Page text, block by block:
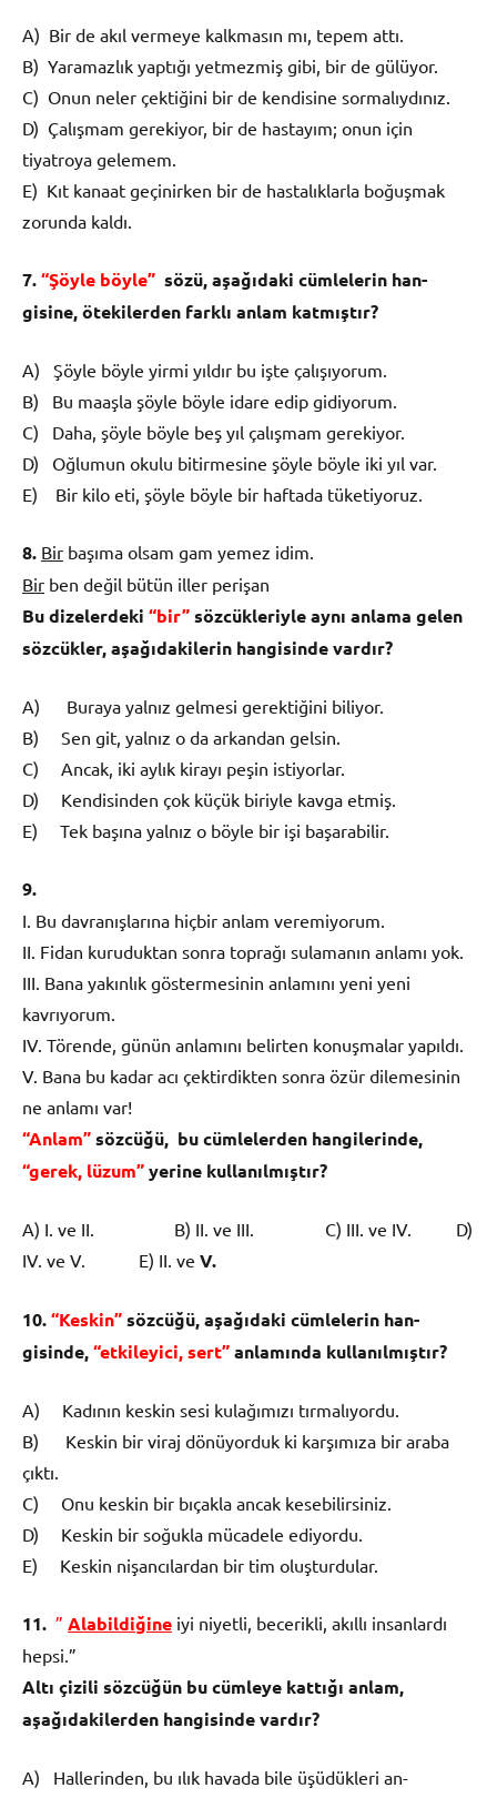
A) Bir de akıl vermeye kalkmasın mı, tepem attı.
B) Yaramazlık yaptığı yetmezmiş gibi, bir de gülüyor.
C) Onun neler çektiğini bir de kendisine sormalıydınız.
D) Çalışmam gerekiyor, bir de hastayım; onun için
tiyatroya gelemem.
E) Kıt kanaat geçinirken bir de hastalıklarla boğuşmak
zorunda kaldı.
7.“Şöyle böyle” sözü, aşağıdaki cümlelerin han­
gisine,ötekilerden farklı anlam katmıştır?
A) Şöyle böyle yirmi yıldır bu işte çalışıyorum.
B) Bu maaşla şöyle böyle idare edip gidiyorum.
C) Daha, şöyle böyle beş yıl çalışmam gerekiyor.
D) Oğlumun okulu bitirmesine şöyle böyle iki yıl var.
E) Bir kilo eti, şöyle böyle bir haftada tüketiyoruz.
8. Bir başıma olsam gam yemez idim.
Bir ben değil bütün iller perişan
Bu dizelerdeki “bir”sözcükleriyle aynı anlama gelen
sözcükler, aşağıdakilerin hangisinde vardır?
A) Buraya yalnız gelmesi gerektiğini biliyor.
B) Sen git, yalnız o da arkandan gelsin.
C) Ancak, iki aylık kirayı peşin istiyorlar.
D) Kendisinden çok küçük biriyle kavga etmiş.
E) Tek başına yalnız o böyle bir işi başarabilir.
9.
I. Bu davranışlarına hiçbir anlam veremiyorum.
II. Fidan kuruduktan sonra toprağı sulamanın an­lamı yok.
III. Bana yakınlık göstermesinin anlamını yeni ye­ni
kavrıyorum.
IV. Törende, günün anlamını belirten konuşmalar yapıldı.
V. Bana bu kadar acı çektirdikten sonra özür dile­mesinin
ne anlamı var!
“Anlam”sözcüğü, bu cümlelerden hangilerin­de,
“gerek, lüzum”yerine kullanılmıştır?
A) I. ve II. B) II. ve III. C) III. ve IV. D)
IV. ve V. E) II. ve V.
10.“Keskin”sözcüğü, aşağıdaki cümlelerin han­
gisinde,“etkileyici, sert”anlamında kullanıl­mıştır?
A) Kadının keskin sesi kulağımızı tırmalıyordu.
B) Keskin bir viraj dönüyorduk ki karşımıza bir araba
çıktı.
C) Onu keskin bir bıçakla ancak kesebilirsiniz.
D) Keskin bir soğukla mücadele ediyordu.
E) Keskin nişancılardan bir tim oluşturdular.
11. ” Alabildiğine iyi niyetli, becerikli, akıllı insanlardı
hepsi.”
Altı çizili sözcüğün bu cümleye kattığı anlam,
aşağıdakilerden hangisinde vardır?
A) Hallerinden, bu ılık havada bile üşüdükleri an­